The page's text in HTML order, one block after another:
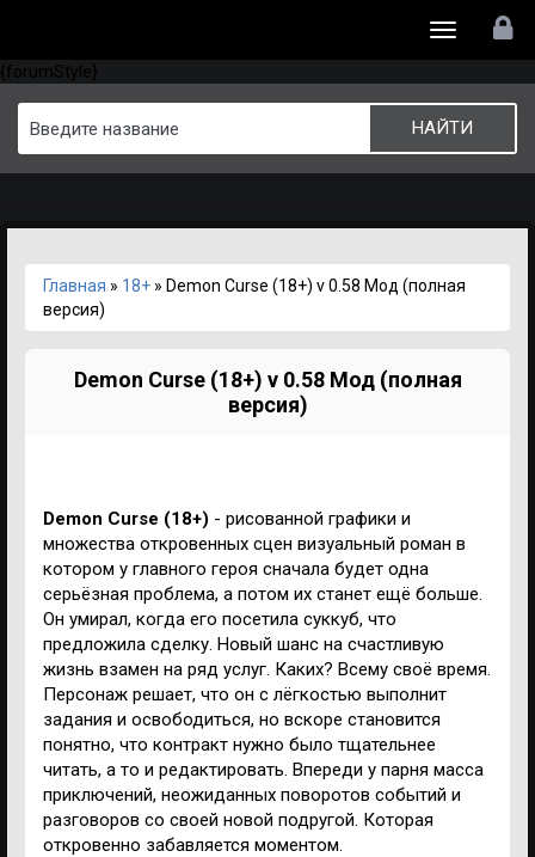
{forumStyle}
Toggle
Главная » 18+ » Demon Curse (18+) v 0.58 Мод (полная
версия)
Demon Curse (18+) v 0.58 Мод (полная
версия)
Demon Curse (18+) - рисованной графики и
множества откровенных сцен визуальный роман в
котором у главного героя сначала будет одна
серьёзная проблема, а потом их станет ещё больше.
Он умирал, когда его посетила суккуб, что
предложила сделку. Новый шанс на счастливую
жизнь взамен на ряд услуг. Каких? Всему своё время.
Персонаж решает, что он с лёгкостью выполнит
задания и освободиться, но вскоре становится
понятно, что контракт нужно было тщательнее
читать, а то и редактировать. Впереди у парня масса
приключений, неожиданных поворотов событий и
разговоров со своей новой подругой. Которая
откровенно забавляется моментом.